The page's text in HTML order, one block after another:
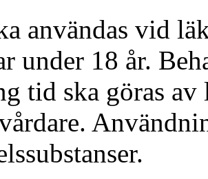
användas vid
under 18 år.
tid ska göras